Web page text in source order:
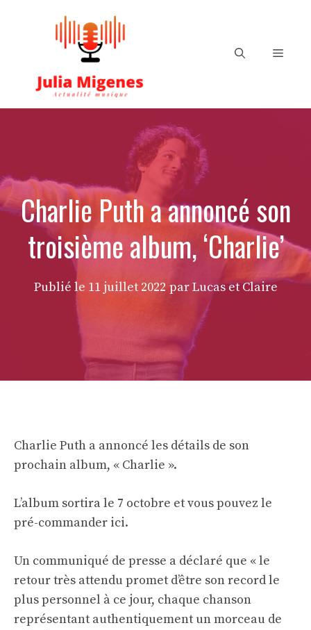
Menu
Charlie Puth a annoncé son
troisième album, ‘Charlie’
Publié le 11 juillet 2022 par Lucas et Claire
Charlie Puth a annoncé les détails de son
prochain album, « Charlie ».
L’album sortira le 7 octobre et vous pouvez le
pré-commander ici.
Un communiqué de presse a déclaré que « le
retour très attendu promet d’être son record le
plus personnel à ce jour, chaque chanson
représentant authentiquement un morceau de